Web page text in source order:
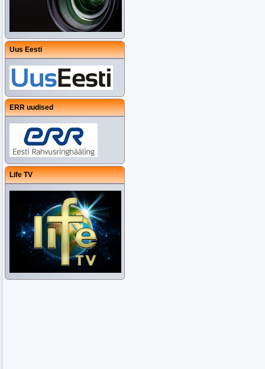
Uus Eesti
ERR uudised
Life TV